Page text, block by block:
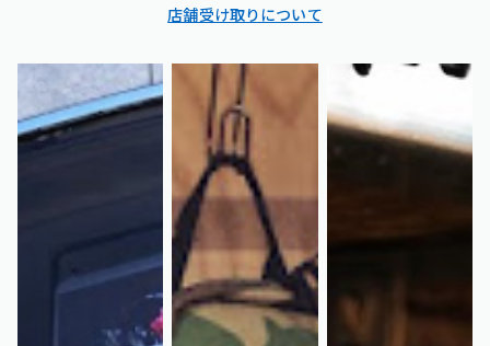
店舗受け取りについて